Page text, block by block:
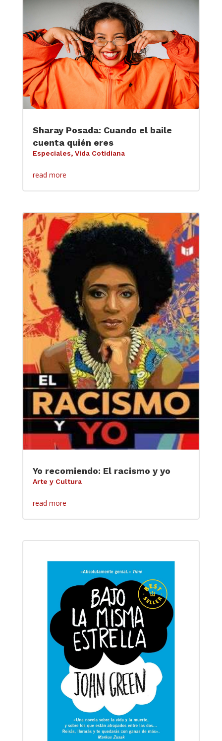
Sharay Posada: Cuando el baile
cuenta quién eres
Especiales, Vida Cotidiana
read more
Yo recomiendo: El racismo y yo
Arte y Cultura
read more